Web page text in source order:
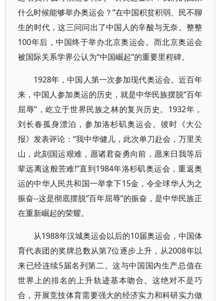
什么时候能够举办奥运会？”在中国积贫积弱、民不聊
生的时代，这三问问出了中国人的辛酸与无奈。整整
100年后，中国终于举办北京奥运会。而北京奥运会
被国际关系学界公认为“中国崛起”的重要里程碑。
1928年，中国人第一次参加现代奥运会。近百年
来，中国人参加奥运的历史，就是中华民族摆脱“百年
屈辱”，屹立于世界民族之林的复兴历史。1932年，
刘长春孤身漂泊，参加洛杉矶奥运会。彼时《大公
报》发表评论：“我中华健儿，此次单刀赴会，万里关
山，此刻国运艰难，愿诸君奋勇向前，愿来日我等后
辈远离这般苦难!”直到1984年洛杉矶奥运会，重返奥
运的中华人民共和国一举拿下15金，令全球华人为之
振奋--这是彻底摆脱“百年屈辱”的振奋，是中华民族正
在重新崛起的荣耀。
从1988年汉城奥运会以后的10届奥运会，中国体
育代表团的奖牌总数从第7位逐步上升，从2008年以
来已经连续5届名列第二。这与中国国内生产总值在
世界上的排名的上升轨迹基本吻合。这绝对不是巧
合，开展竞技体育需要强大的经济实力和科研实力做